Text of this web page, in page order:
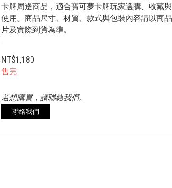
卡牌周邊商品，適合寶可夢卡牌玩家選購、收藏
使用。商品尺寸、材質、款式與包裝內容請以商
片及實際到貨為準。
NT$1,180
售完
若想購買，請聯絡我們。
聯絡我們